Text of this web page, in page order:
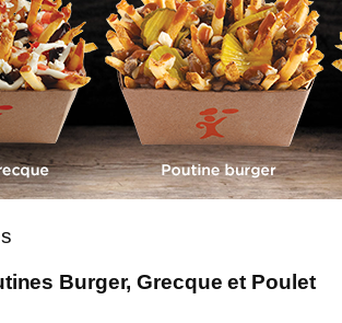
Burger, Grecque et Poulet